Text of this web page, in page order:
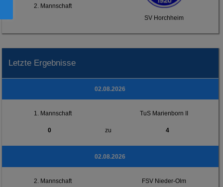
2. Mannschaft
SV Horchheim
Letzte Ergebnisse
02.08.2026
1. Mannschaft TuS Marienborn II
0 zu 4
02.08.2026
2. Mannschaft FSV Nieder-Olm